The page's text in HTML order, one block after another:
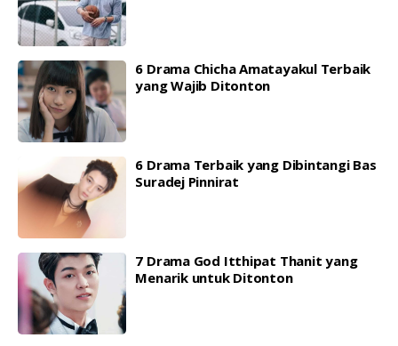
6 Drama Chicha Amatayakul Terbaik
yang Wajib Ditonton
6 Drama Terbaik yang Dibintangi Bas
Suradej Pinnirat
7 Drama God Itthipat Thanit yang
Menarik untuk Ditonton